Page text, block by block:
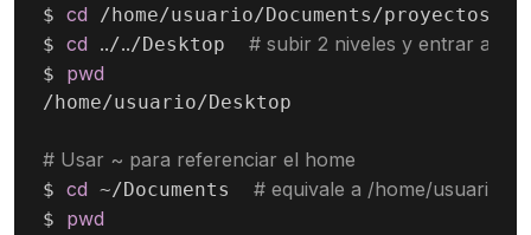
$ cd /home/usuario/Documents/proyectos
$ cd ../../Desktop # subir 2 niveles y entrar a
$ pwd
/home/usuario/Desktop
# Usar ~ para referenciar el home
$ cd ~/Documents # equivale a /home/usuario/
$ pwd